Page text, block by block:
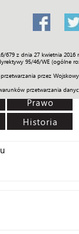
679 z dnia 27 kwietnia
95/46/WE (ogólne
przez
przetwarzania
Sport
Prawo
Historia